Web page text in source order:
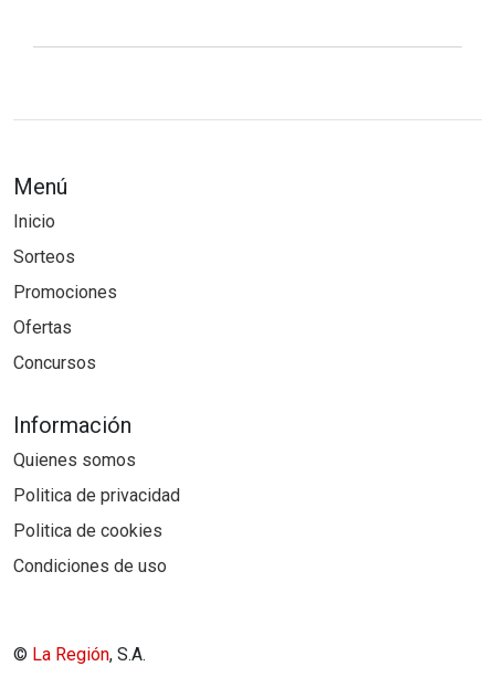
Menú
Inicio
Sorteos
Promociones
Ofertas
Concursos
Información
Quienes somos
Politica de privacidad
Politica de cookies
Condiciones de uso
© La Región, S.A.